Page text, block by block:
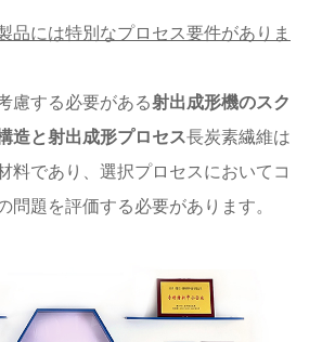
品には特別なプロセス要件がありま
慮する必要がある射出成形機のスク
造と射出成形プロセス長炭素繊維は
料であり、選択プロセスにおいてコ
問題を評価する必要があります。